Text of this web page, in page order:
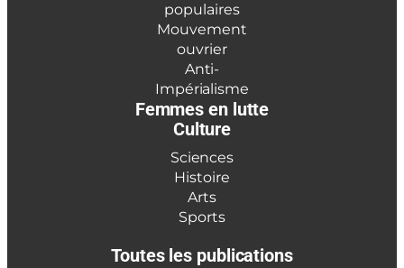
populaires
Mouvement
ouvrier
Anti-
Impérialisme
Femmes en lutte
Culture
Sciences
Histoire
Arts
Sports
Toutes les publications